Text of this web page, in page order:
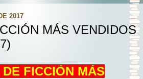
2017
MÁS VENDIDOS
FICCIÓN MÁS